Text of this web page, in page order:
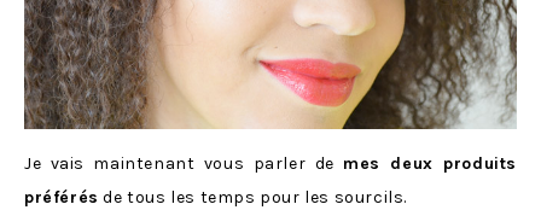
Je vais maintenant vous parler de mes deux produits
préférés de tous les temps pour les sourcils.